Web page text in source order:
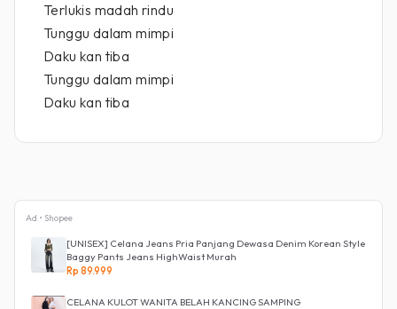
Terlukis madah rindu
Tunggu dalam mimpi
Daku kan tiba
Tunggu dalam mimpi
Daku kan tiba
Ad • Shopee
[UNISEX] Celana Jeans Pria Panjang Dewasa Denim Korean Style
Baggy Pants Jeans HighWaist Murah
Rp 89.999
CELANA KULOT WANITA BELAH KANCING SAMPING